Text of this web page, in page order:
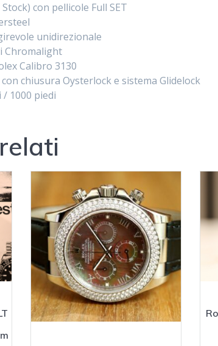
con pellicole Full SET
unidirezionale
Chromalight
Calibro 3130
chiusura Oysterlock e sistema Glidelock
1000 piedi